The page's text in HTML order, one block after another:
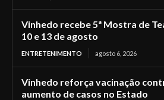
Vinhedo recebe 5ª Mostra de
10 e 13 de agosto
ENTRETENIMENTO agosto 6, 2026
Vinhedo reforça vacinação
aumento de casos no Estado